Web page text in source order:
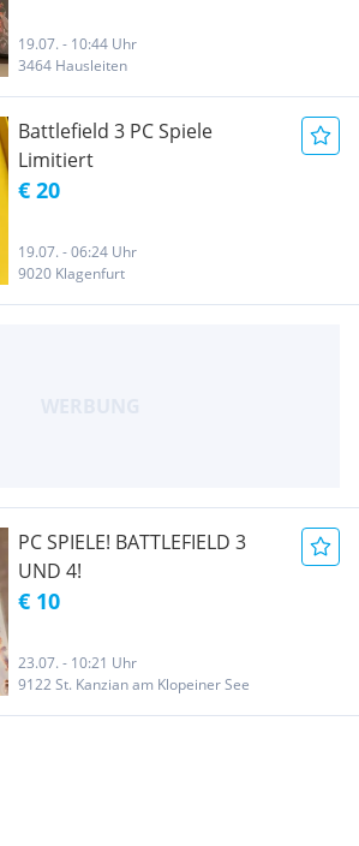
19.07. - 10:44 Uhr
3464 Hausleiten
Battlefield 3 PC Spiele
Limitiert
€ 20
19.07. - 06:24 Uhr
9020 Klagenfurt
PC SPIELE! BATTLEFIELD 3
UND 4!
€ 10
23.07. - 10:21 Uhr
9122 St. Kanzian am Klopeiner See